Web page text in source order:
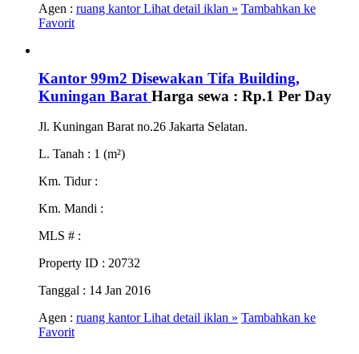
Agen : ruang kantorLihat detail iklan » Tambahkan ke
Favorit
Kantor 99m2 Disewakan Tifa Building,
Kuningan Barat Harga sewa : Rp.1 Per Day
Jl. Kuningan Barat no.26 Jakarta Selatan.
L. Tanah : 1 (m²)
Km. Tidur :
Km. Mandi :
MLS # :
Property ID : 20732
Tanggal : 14 Jan 2016
Agen : ruang kantorLihat detail iklan » Tambahkan ke
Favorit